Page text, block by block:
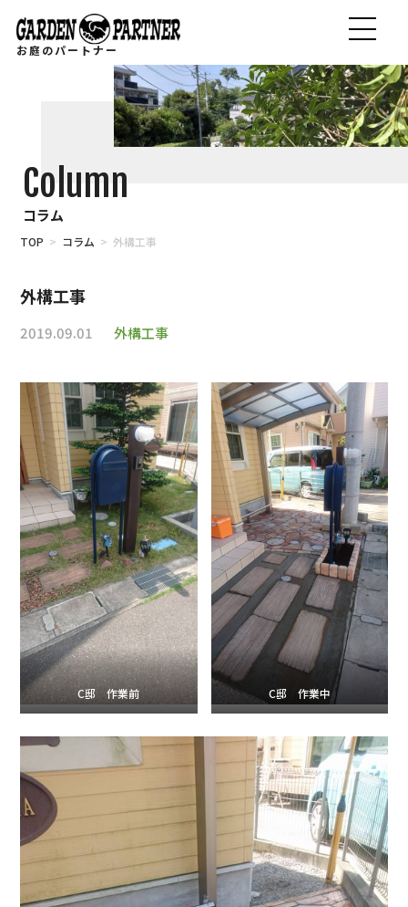
お庭のパートナー
Column
コラム
TOP > コラム > 外構工事
外構工事
2019.09.01 外構工事
C邸 作業前 C邸 作業中